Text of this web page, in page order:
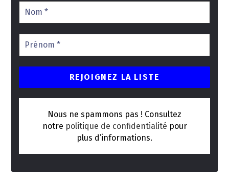
Nous ne spammons pas ! Consultez
notre politique de confidentialité pour
plus d’informations.